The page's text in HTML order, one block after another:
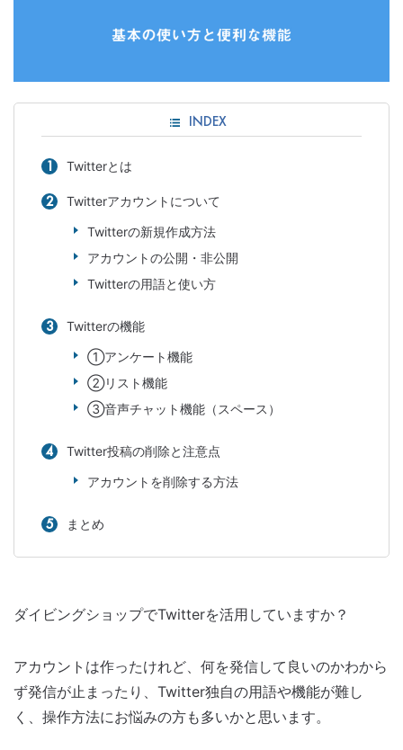
INDEX
Twitterとは
Twitterアカウントについて
Twitterの新規作成方法
アカウントの公開・非公開
Twitterの用語と使い方
Twitterの機能
①アンケート機能
②リスト機能
③音声チャット機能（スペース）
Twitter投稿の削除と注意点
アカウントを削除する方法
まとめ
ダイビングショップでTwitterを活用していますか？
アカウントは作ったけれど、何を発信して良いのかわから
ず発信が止まったり、Twitter独自の用語や機能が難し
く、操作方法にお悩みの方も多いかと思います。